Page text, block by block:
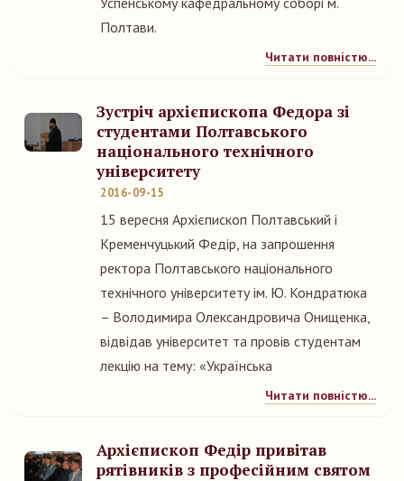
Полтави.
Читати повністю...
Зустріч архієпископа Федора зі
студентами Полтавського
національного технічного
університету
2016-09-15
15 вересня Архієпископ Полтавський і
Кременчуцький Федір, на запрошення
ректора Полтавського національного
технічного університету ім. Ю. Кондратюка
– Володимира Олександровича Онищенка,
відвідав університет та провів студентам
лекцію на тему: «Українська
Читати повністю...
Архієпископ Федір привітав
рятівників з професійним святом